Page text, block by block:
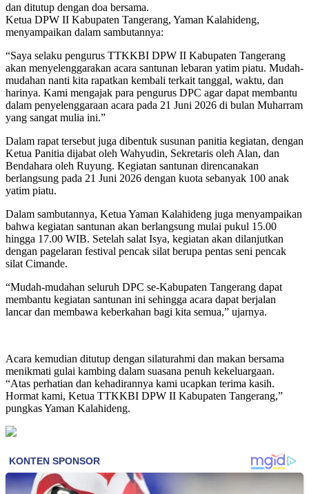
dan ditutup dengan doa bersama.
Ketua DPW II Kabupaten Tangerang, Yaman Kalahideng,
menyampaikan dalam sambutannya:
“Saya selaku pengurus TTKKBI DPW II Kabupaten Tangerang
akan menyelenggarakan acara santunan lebaran yatim piatu. Mudah-
mudahan nanti kita rapatkan kembali terkait tanggal, waktu, dan
harinya. Kami mengajak para pengurus DPC agar dapat membantu
dalam penyelenggaraan acara pada 21 Juni 2026 di bulan Muharram
yang sangat mulia ini.”
Dalam rapat tersebut juga dibentuk susunan panitia kegiatan, dengan
Ketua Panitia dijabat oleh Wahyudin, Sekretaris oleh Alan, dan
Bendahara oleh Ruyung. Kegiatan santunan direncanakan
berlangsung pada 21 Juni 2026 dengan kuota sebanyak 100 anak
yatim piatu.
Dalam sambutannya, Ketua Yaman Kalahideng juga menyampaikan
bahwa kegiatan santunan akan berlangsung mulai pukul 15.00
hingga 17.00 WIB. Setelah salat Isya, kegiatan akan dilanjutkan
dengan pagelaran festival pencak silat berupa pentas seni pencak
silat Cimande.
“Mudah-mudahan seluruh DPC se-Kabupaten Tangerang dapat
membantu kegiatan santunan ini sehingga acara dapat berjalan
lancar dan membawa keberkahan bagi kita semua,” ujarnya.
Acara kemudian ditutup dengan silaturahmi dan makan bersama
menikmati gulai kambing dalam suasana penuh kekeluargaan.
“Atas perhatian dan kehadirannya kami ucapkan terima kasih.
Hormat kami, Ketua TTKKBI DPW II Kabupaten Tangerang,”
pungkas Yaman Kalahideng.